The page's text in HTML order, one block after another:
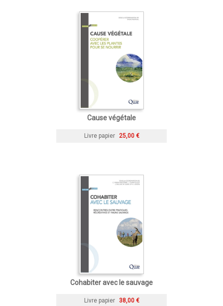
Cause végétale
Livre papier 25,00 €
Cohabiter avec le sauvage
Livre papier 38,00 €